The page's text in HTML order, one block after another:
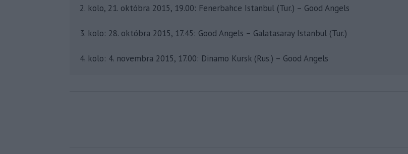
2. kolo, 21. októbra 2015, 19.00: Fenerbahce Istanbul (Tur.) – Good Angels
3. kolo: 28. októbra 2015, 17.45: Good Angels – Galatasaray Istanbul (Tur.)
4. kolo: 4. novembra 2015, 17.00: Dinamo Kursk (Rus.) – Good Angels